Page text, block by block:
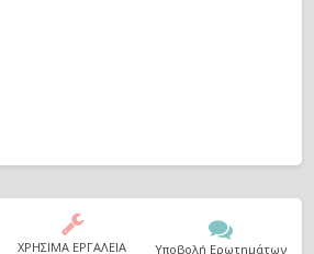
ΧΡΗΣΙΜΑ ΕΡΓΑΛΕΙΑ Υποβολή Ερωτημάτων